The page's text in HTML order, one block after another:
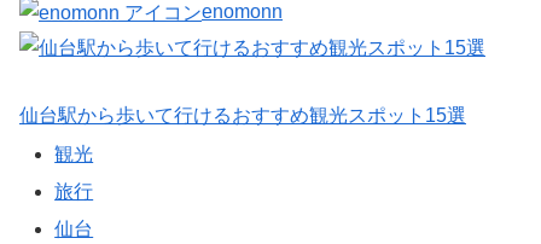
enomonn
仙台駅から歩いて行けるおすすめ観光スポット15選
観光
旅行
仙台